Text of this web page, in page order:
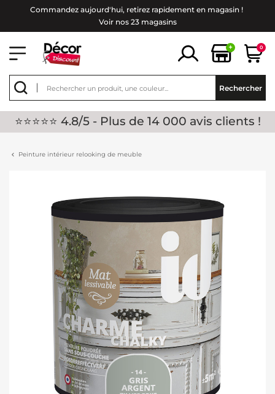
Commandez aujourd'hui, retirez rapidement en magasin !
Voir nos 23 magasins
+ 0
Rechercher
⭐⭐⭐⭐⭐ 4.8/5 - Plus de 14 000 avis clients !
Peinture intérieur relooking de meuble